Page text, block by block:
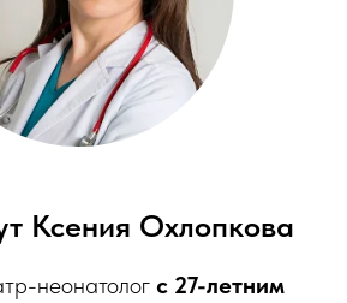
Ксения Охлопкова
неонатолог c 27-летним